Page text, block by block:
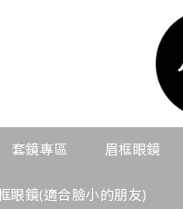
套鏡專區 眉框眼鏡
眼鏡(適合臉小的朋友)